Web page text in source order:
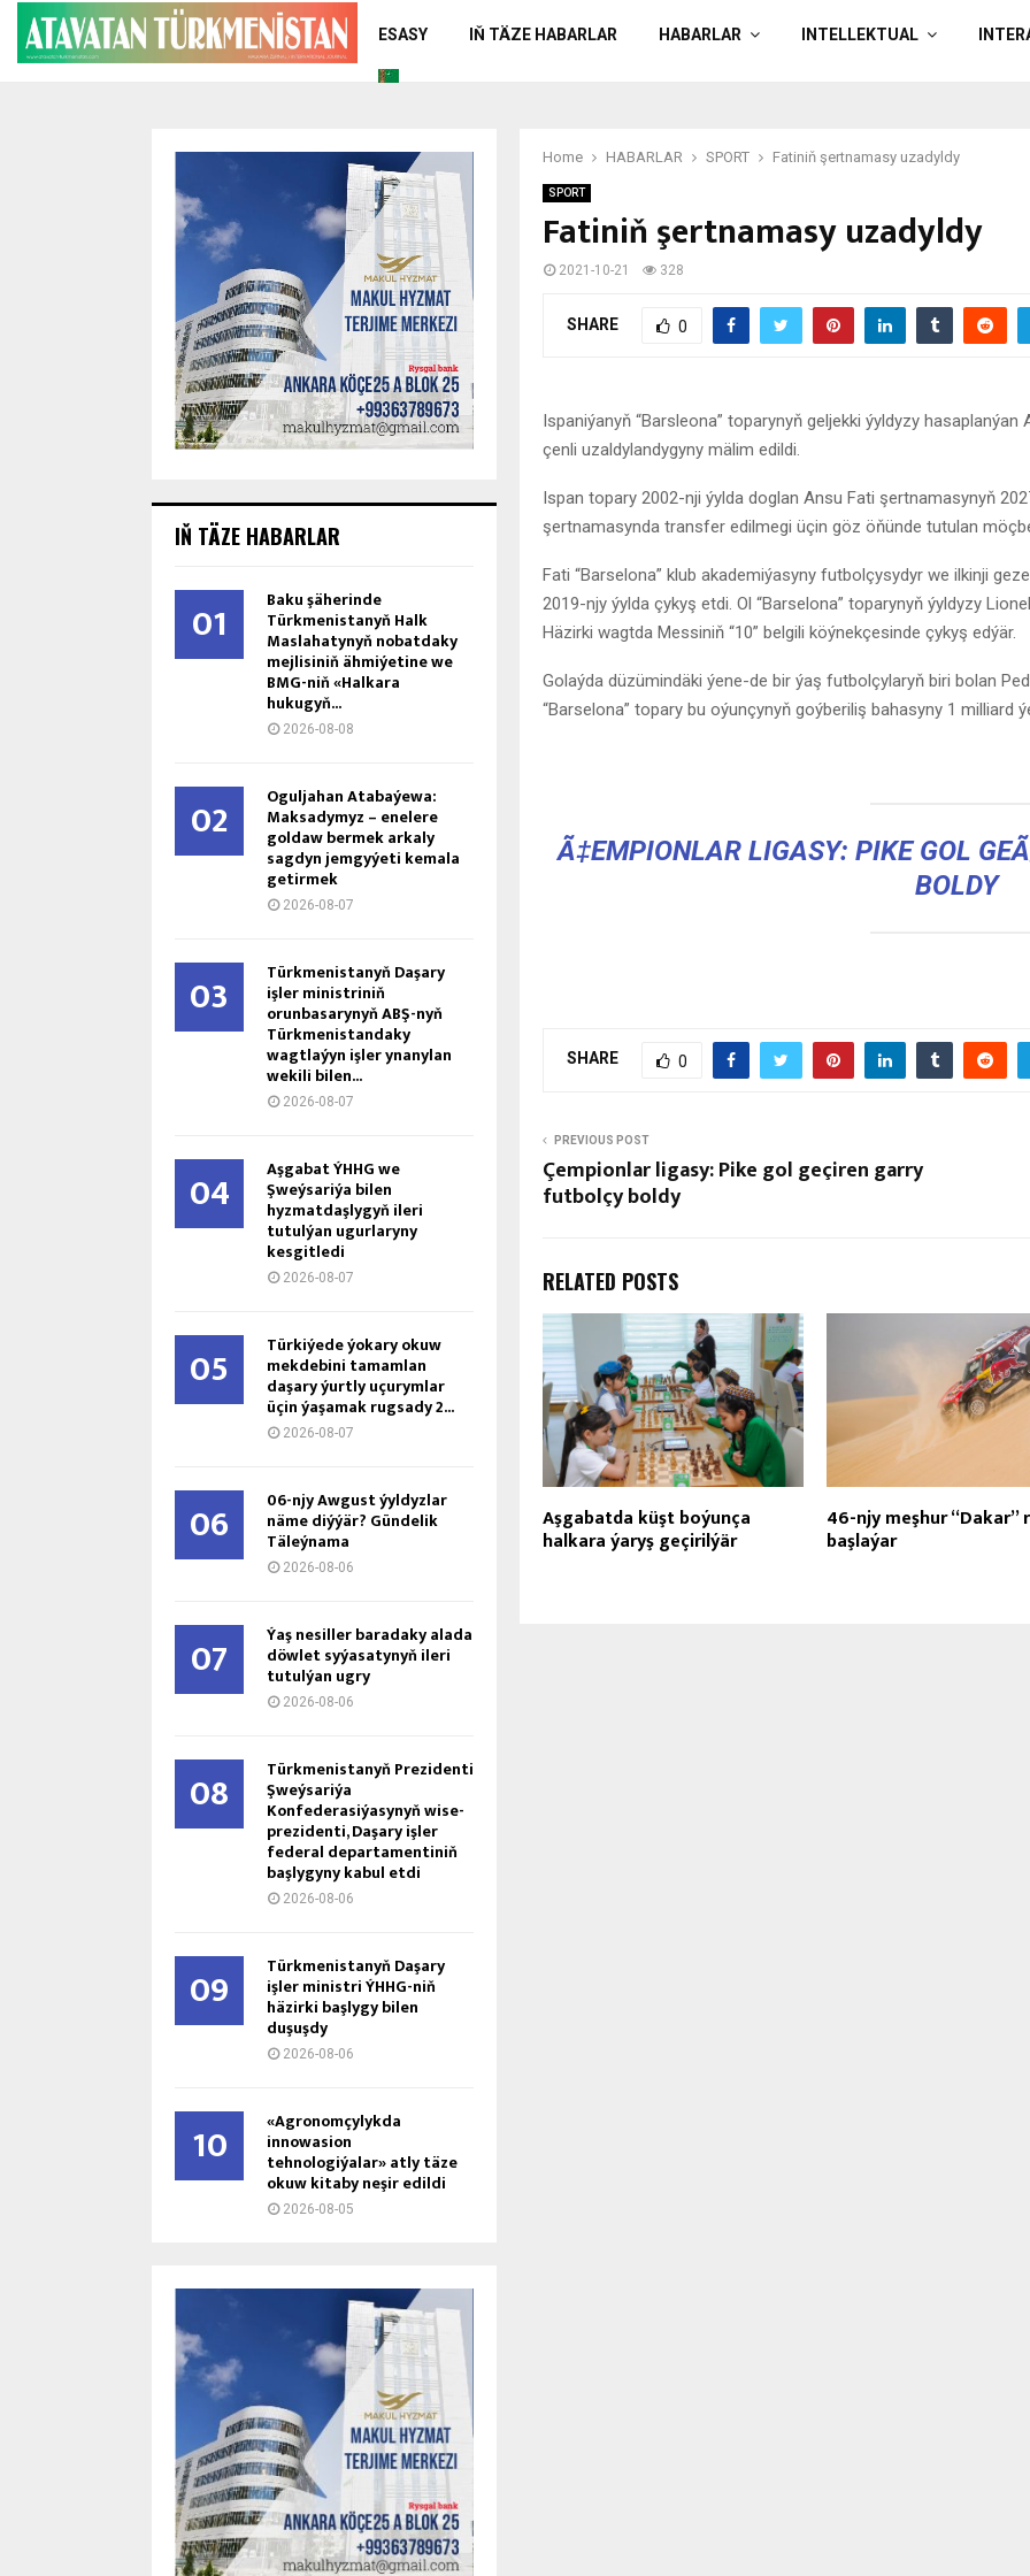
ESASY IŇ TÄZE HABARLAR HABARLAR INTELLEKTUAL
Home HABARLAR SPORT Fatiniň şertnamasy uzadyldy
SPORT
Fatiniň şertnamasy uzadyldy
2021-10-21 328
SHARE 0
Ispaniýanyň “Barsleona” toparynyň geljekki ýyldyzy
çenli uzaldylandygyny mälim edildi.
Ispan topary 2002-nji ýylda doglan Ansu Fati şertnamasynyň
şertnamasynda transfer edilmegi üçin göz öňünde tutulan
Fati “Barselona” klub akademiýasyny futbolçysydyr we ilkinji
2019-njy ýylda çykyş etdi. Ol “Barselona” toparynyň ýyldyzy
Häzirki wagtda Messiniň “10” belgili köýnekçesinde çykyş edýär.
Golaýda düzümindäki ýene-de bir ýaş futbolçylaryň biri bolan
“Barselona” topary bu oýunçynyň goýberiliş bahasyny 1 milliard
Ã‡EMPIONLAR LIGASY: PIKE GOL
BOLDY
SHARE 0
PREVIOUS POST
Çempionlar ligasy: Pike gol geçiren garry
futbolçy boldy
RELATED POSTS
Aşgabatda küşt boýunça
halkara ýaryş geçirilýär
46-njy meşhur “Dakar”
başlaýar
IŇ TÄZE HABARLAR
01 Baku şäherinde
Türkmenistanyň Halk
Maslahatynyň nobatdaky
mejlisiniň ähmiýetine we
BMG-niň «Halkara
hukugyň...
2026-08-08
02 Oguljahan Atabaýewa:
Maksadymyz – enelere
goldaw bermek arkaly
sagdyn jemgyýeti kemala
getirmek
2026-08-07
03 Türkmenistanyň Daşary
işler ministriniň
orunbasarynyň ABŞ-nyň
Türkmenistandaky
wagtlaýyn işler ynanylan
wekili bilen...
2026-08-07
04 Aşgabat ÝHHG we
Şweýsariýa bilen
hyzmatdaşlygyň ileri
tutulýan ugurlaryny
kesgitledi
2026-08-07
05 Türkiýede ýokary okuw
mekdebini tamamlan
daşary ýurtly uçurymlar
üçin ýaşamak rugsady 2...
2026-08-07
06 06-njy Awgust ýyldyzlar
näme diýýär? Gündelik
Täleýnama
2026-08-06
07 Ýaş ne­sil­ler ba­ra­da­ky ala­da
döw­let sy­ýa­sa­ty­nyň ile­ri
tu­tul­ýan ug­ry
2026-08-06
08 Türkmenistanyň Prezidenti
Şweýsariýa
Konfederasiýasynyň wise-
prezidenti, Daşary işler
federal departamentiniň
başlygyny kabul etdi
2026-08-06
09 Türkmenistanyň Daşary
işler ministri ÝHHG-niň
häzirki başlygy bilen
duşuşdy
2026-08-06
10 «Agronomçylykda
innowasion
tehnologiýalar» atly täze
okuw kitaby neşir edildi
2026-08-05